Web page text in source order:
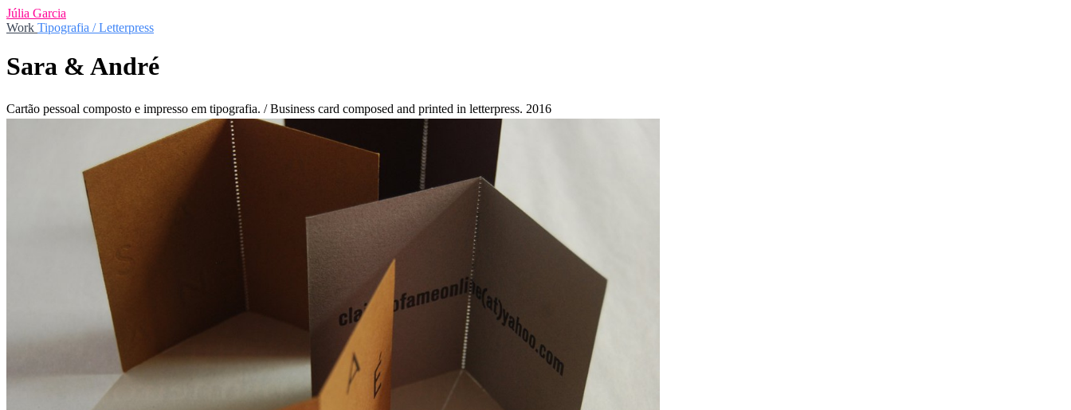
Júlia Garcia
Work Tipografia / Letterpress
Sara & André
Cartão pessoal composto e impresso em tipografia. / Business card composed and printed in letterpress. 2016